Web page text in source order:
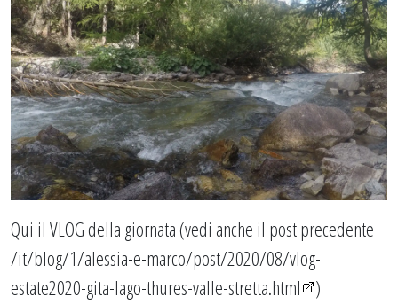
Qui il VLOG della giornata (vedi anche il post precedente
/it/blog/1/alessia-e-marco/post/2020/08/vlog-
estate2020-gita-lago-thures-valle-stretta.html
)